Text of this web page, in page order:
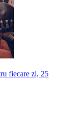
fiecare zi, 25